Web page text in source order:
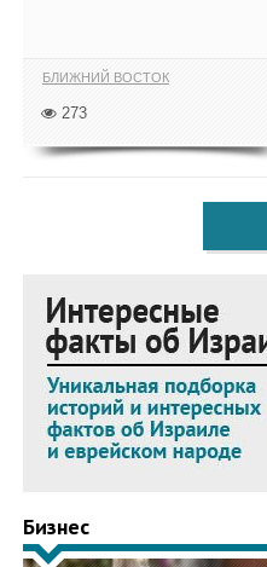
БЛИЖНИЙ ВОСТОК
273
Бизнес